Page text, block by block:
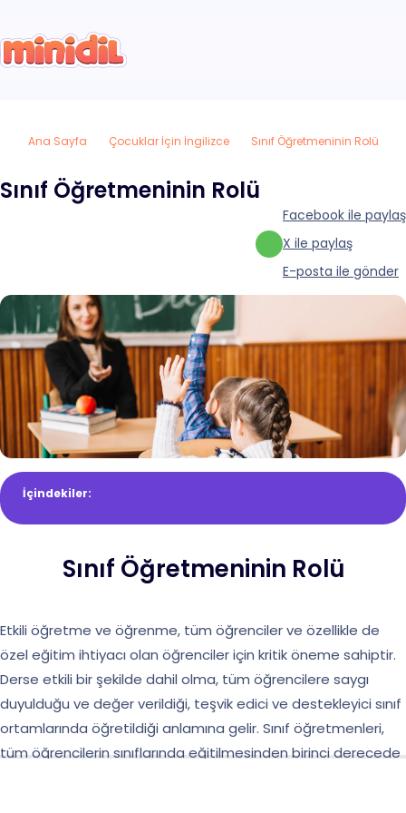
Ana Sayfa Çocuklar İçin İngilizce Sınıf Öğretmeninin Rolü
Sınıf Öğretmeninin Rolü
Facebook ile paylaş
X ile paylaş
E-posta ile gönder
İçindekiler:
Sınıf Öğretmeninin Rolü
Etkili öğretme ve öğrenme, tüm öğrenciler ve özellikle de
özel eğitim ihtiyacı olan öğrenciler için kritik öneme sahiptir.
Derse etkili bir şekilde dahil olma, tüm öğrencilere saygı
duyulduğu ve değer verildiği, teşvik edici ve destekleyici sınıf
ortamlarında öğretildiği anlamına gelir. Sınıf öğretmenleri,
tüm öğrencilerin sınıflarında eğitilmesinden birinci derecede